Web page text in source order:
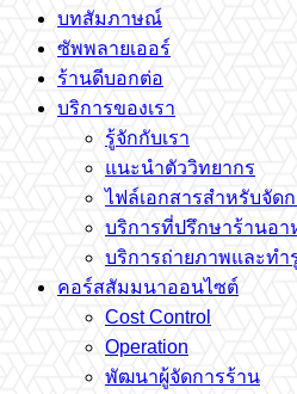
บทสัมภาษณ์
ซัพพลายเออร์
ร้านดีบอกต่อ
บริการของเรา
รู้จักกับเรา
แนะนำตัววิทยากร
ไฟล์เอกสารสำหรับจัด
บริการที่ปรึกษาร้านอา
บริการถ่ายภาพและทำ
คอร์สสัมมนาออนไซต์
Cost Control
Operation
พัฒนาผู้จัดการร้าน